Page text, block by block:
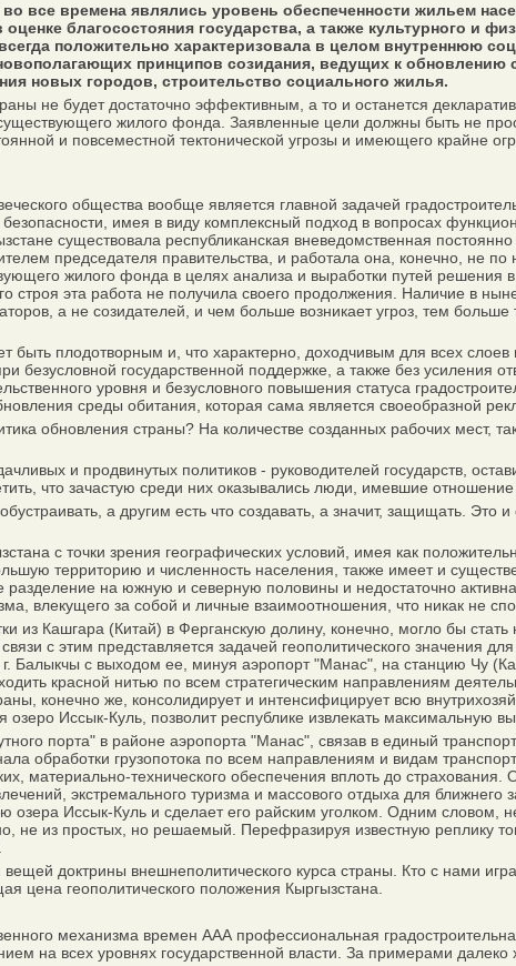
все времена являлись уровень обеспеченности жильем
благосостояния государства, а также культурного и
положительно характеризовала в целом внутреннюю
принципов созидания, ведущих к
новых городов, строительство социального жилья.
не будет достаточно эффективным, а то и останется
жилого фонда. Заявленные цели должны быть не
и повсеместной тектонической угрозы и имеющего крайне
общества вообще является главной задачей
имея в виду комплексный подход в вопросах
существовала республиканская вневедомственная
председателя правительства, и работала она, конечно, не
жилого фонда в целях анализа и выработки путей решения
строя эта работа не получила своего продолжения. Наличие в
а не созидателей, и чем больше возникает угроз, тем
плодотворным и, что характерно, доходчивым для всех слоев
безусловной государственной поддержке, а также без усиления
уровня и безусловного повышения статуса
среды обитания, которая сама является своеобразной
обновления страны? На количестве созданных рабочих мест,
и продвинутых политиков - руководителей государств,
что зачастую среди них оказывались люди, имевшие
а другим есть что создавать, а значит, защищать. Это
с точки зрения географических условий, имея как
территорию и численность населения, также имеет и
на южную и северную половины и недостаточно
влекущего за собой и личные взаимоотношения, что никак не
из Кашгара (Китай) в Ферганскую долину, конечно, могло бы
с этим представляется задачей геополитического значения
Балыкчы с выходом ее, минуя аэропорт "Манас", на станцию Чу
красной нитью по всем стратегическим направлениям
конечно же, консолидирует и интенсифицирует всю
Иссык-Куль, позволит республике извлекать максимальную
порта" в районе аэропорта "Манас", связав в единый
обработки грузопотока по всем направлениям и видам
материально-технического обеспечения вплоть до
экстремального туризма и массового отдыха для ближнего
озера Иссык-Куль и сделает его райским уголком. Одним словом,
не из простых, но решаемый. Перефразируя известную реплику
доктрины внешнеполитического курса страны. Кто с нами
цена геополитического положения Кыргызстана.
механизма времен ААА профессиональная
на всех уровнях государственной власти. За примерами далеко